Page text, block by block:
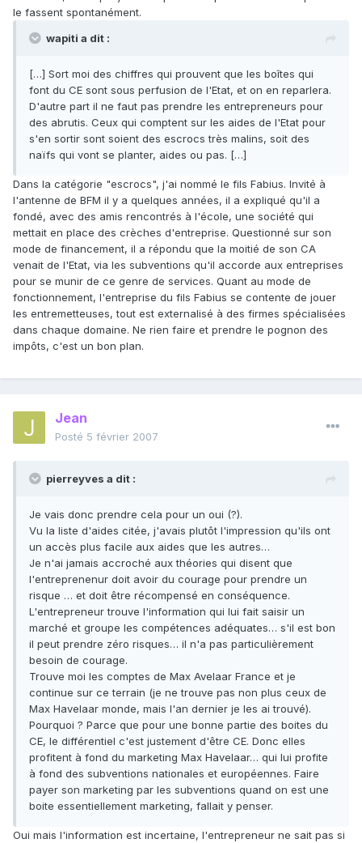
le fassent spontanément.
wapiti a dit :
[…] Sort moi des chiffres qui prouvent que les boîtes qui
font du CE sont sous perfusion de l'Etat, et on en reparlera.
D'autre part il ne faut pas prendre les entrepreneurs pour
des abrutis. Ceux qui comptent sur les aides de l'Etat pour
s'en sortir sont soient des escrocs très malins, soit des
naïfs qui vont se planter, aides ou pas. […]
Dans la catégorie "escrocs", j'ai nommé le fils Fabius. Invité à
l'antenne de BFM il y a quelques années, il a expliqué qu'il a
fondé, avec des amis rencontrés à l'école, une société qui
mettait en place des crèches d'entreprise. Questionné sur son
mode de financement, il a répondu que la moitié de son CA
venait de l'Etat, via les subventions qu'il accorde aux entreprises
pour se munir de ce genre de services. Quant au mode de
fonctionnement, l'entreprise du fils Fabius se contente de jouer
les entremetteuses, tout est externalisé à des firmes spécialisées
dans chaque domaine. Ne rien faire et prendre le pognon des
impôts, c'est un bon plan.
Jean
Posté 5 février 2007
pierreyves a dit :
Je vais donc prendre cela pour un oui (?).
Vu la liste d'aides citée, j'avais plutôt l'impression qu'ils ont
un accès plus facile aux aides que les autres…
Je n'ai jamais accroché aux théories qui disent que
l'entreprenenur doit avoir du courage pour prendre un
risque … et doit être récompensé en conséquence.
L'entrepreneur trouve l'information qui lui fait saisir un
marché et groupe les compétences adéquates… s'il est bon
il peut prendre zéro risques… il n'a pas particulièrement
besoin de courage.
Trouve moi les comptes de Max Avelaar France et je
continue sur ce terrain (je ne trouve pas non plus ceux de
Max Havelaar monde, mais l'an dernier je les ai trouvé).
Pourquoi ? Parce que pour une bonne partie des boites du
CE, le différentiel c'est justement d'être CE. Donc elles
profitent à fond du marketing Max Havelaar… qui lui profite
à fond des subventions nationales et européennes. Faire
payer son marketing par les subventions quand on est une
boite essentiellement marketing, fallait y penser.
Oui mais l'information est incertaine, l'entrepreneur ne sait pas si